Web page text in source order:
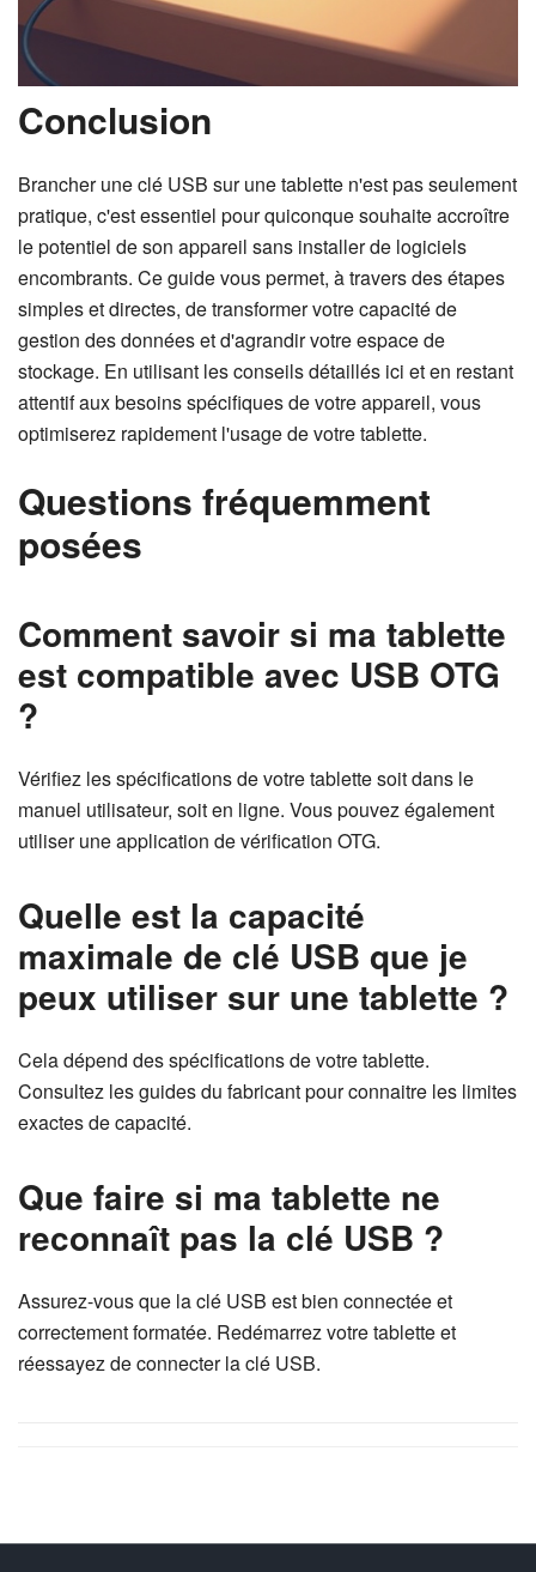
Conclusion
Brancher une clé USB sur une tablette n'est pas seulement
pratique, c'est essentiel pour quiconque souhaite accroître
le potentiel de son appareil sans installer de logiciels
encombrants. Ce guide vous permet, à travers des étapes
simples et directes, de transformer votre capacité de
gestion des données et d'agrandir votre espace de
stockage. En utilisant les conseils détaillés ici et en restant
attentif aux besoins spécifiques de votre appareil, vous
optimiserez rapidement l'usage de votre tablette.
Questions fréquemment
posées
Comment savoir si ma tablette
est compatible avec USB OTG
?
Vérifiez les spécifications de votre tablette soit dans le
manuel utilisateur, soit en ligne. Vous pouvez également
utiliser une application de vérification OTG.
Quelle est la capacité
maximale de clé USB que je
peux utiliser sur une tablette ?
Cela dépend des spécifications de votre tablette.
Consultez les guides du fabricant pour connaitre les limites
exactes de capacité.
Que faire si ma tablette ne
reconnaît pas la clé USB ?
Assurez-vous que la clé USB est bien connectée et
correctement formatée. Redémarrez votre tablette et
réessayez de connecter la clé USB.